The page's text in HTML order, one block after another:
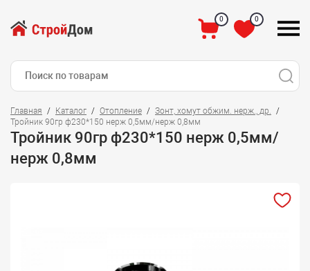
0 0
Главная Каталог Отопление
Зонт, хомут обжим. нерж., др.
Тройник 90гр ф230*150 нерж 0,5мм/нерж 0,8мм
Тройник 90гр ф230*150 нерж 0,5мм/
нерж 0,8мм